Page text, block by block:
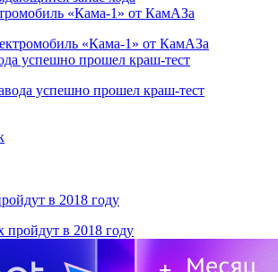
«Кама-1» от КамАЗа
успешно прошел краш-тест
в 2018 году